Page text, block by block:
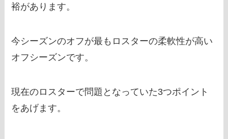
裕があります。
今シーズンのオフが最もロスターの柔軟性が高い
オフシーズンです。
現在のロスターで問題となっていた3つポイント
をあげます。